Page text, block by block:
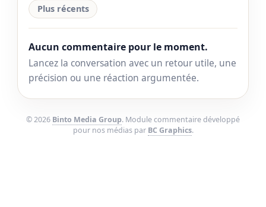
Plus récents
Aucun commentaire pour le moment.
Lancez la conversation avec un retour utile, une
précision ou une réaction argumentée.
© 2026 Binto Media Group. Module commentaire développé
pour nos médias par BC Graphics.